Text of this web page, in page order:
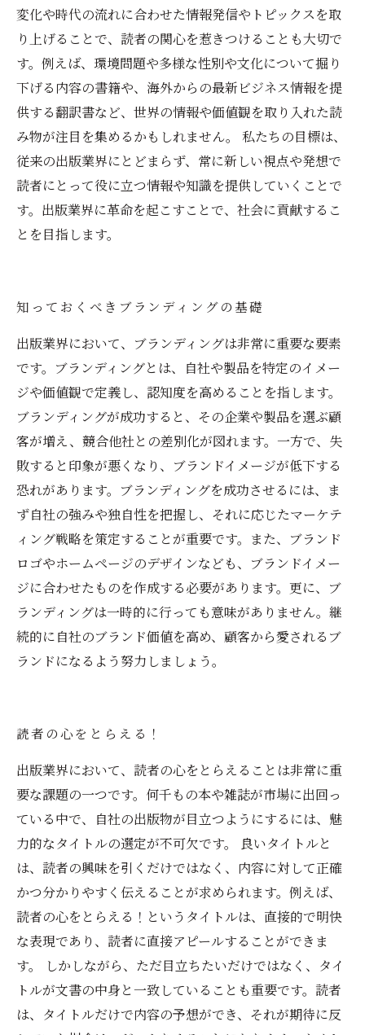
変化や時代の流れに合わせた情報発信やトピックスを取
り上げることで、読者の関心を惹きつけることも大切で
す。例えば、環境問題や多様な性別や文化について掘り
下げる内容の書籍や、海外からの最新ビジネス情報を提
供する翻訳書など、世界の情報や価値観を取り入れた読
み物が注目を集めるかもしれません。 私たちの目標は、
従来の出版業界にとどまらず、常に新しい視点や発想で
読者にとって役に立つ情報や知識を提供していくことで
す。出版業界に革命を起こすことで、社会に貢献するこ
とを目指します。
知っておくべきブランディングの基礎
出版業界において、ブランディングは非常に重要な要素
です。ブランディングとは、自社や製品を特定のイメー
ジや価値観で定義し、認知度を高めることを指します。
ブランディングが成功すると、その企業や製品を選ぶ顧
客が増え、競合他社との差別化が図れます。一方で、失
敗すると印象が悪くなり、ブランドイメージが低下する
恐れがあります。ブランディングを成功させるには、ま
ず自社の強みや独自性を把握し、それに応じたマーケテ
ィング戦略を策定することが重要です。また、ブランド
ロゴやホームページのデザインなども、ブランドイメー
ジに合わせたものを作成する必要があります。更に、ブ
ランディングは一時的に行っても意味がありません。継
続的に自社のブランド価値を高め、顧客から愛されるブ
ランドになるよう努力しましょう。
読者の心をとらえる！
出版業界において、読者の心をとらえることは非常に重
要な課題の一つです。何千もの本や雑誌が市場に出回っ
ている中で、自社の出版物が目立つようにするには、魅
力的なタイトルの選定が不可欠です。 良いタイトルと
は、読者の興味を引くだけではなく、内容に対して正確
かつ分かりやすく伝えることが求められます。例えば、
読者の心をとらえる！というタイトルは、直接的で明快
な表現であり、読者に直接アピールすることができま
す。 しかしながら、ただ目立ちたいだけではなく、タイ
トルが文書の中身と一致していることも重要です。読者
は、タイトルだけで内容の予想ができ、それが期待に反